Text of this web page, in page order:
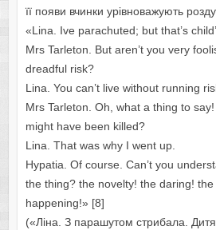
її появи вчинки урівноважують
«Lina. Ive parachuted; but that’s
Mrs Tarleton. But aren’t you very
dreadful risk?
Lina. You can’t live without running
Mrs Tarleton. Oh, what a thing to
might have been killed?
Lina. That was why I went up.
Hypatia. Of course. Can’t you
the thing? the novelty! the daring!
happening!» [8]
(«Ліна. З парашутом стрибала.